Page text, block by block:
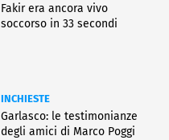
Fakir era ancora vivo
soccorso in 33 secondi
INCHIESTE
Garlasco: le testimonianze
degli amici di Marco Poggi